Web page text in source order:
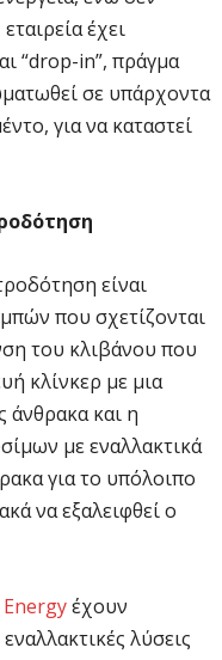
έχει
“drop-in”, πράγμα
σε υπάρχοντα
για να καταστεί
είναι
που σχετίζονται
του κλιβάνου που
κλίνκερ με μια
άνθρακα και η
με εναλλακτικά
για το υπόλοιπο
να εξαλειφθεί ο
έχουν
λύσεις